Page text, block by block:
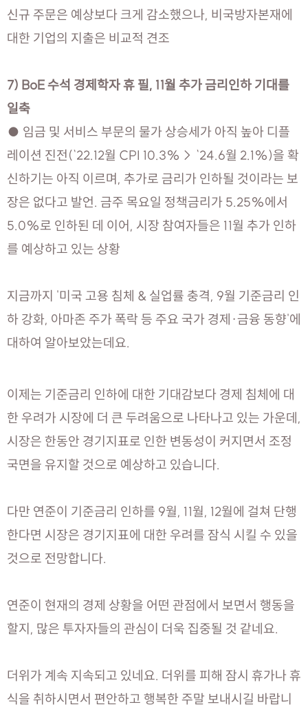
신규 주문은 예상보다 크게 감소했으나, 비국방자본재에
대한 기업의 지출은 비교적 견조
7) BoE 수석 경제학자 휴 필, 11월 추가 금리인하 기대를
일축
● 임금 및 서비스 부문의 물가 상승세가 아직 높아 디플
레이션 진전(`22.12월 CPI 10.3%→ `24.6월 2.1%)을 확
신하기는 아직 이르며, 추가로 금리가 인하될 것이라는 보
장은 없다고 발언. 금주 목요일 정책금리가 5.25%에서
5.0%로 인하된 데 이어, 시장 참여자들은 11월 추가 인하
를 예상하고 있는 상황
지금까지 '미국 고용 침체 & 실업률 충격, 9월 기준금리 인
하 강화, 아마존 주가 폭락 등 주요 국가 경제·금융 동향'에
대하여 알아보았는데요.
이제는 기준금리 인하에 대한 기대감보다 경제 침체에 대
한 우려가 시장에 더 큰 두려움으로 나타나고 있는 가운데,
시장은 한동안 경기지표로 인한 변동성이 커지면서 조정
국면을 유지할 것으로 예상하고 있습니다.
다만 연준이 기준금리 인하를 9월, 11월, 12월에 걸쳐 단행
한다면 시장은 경기지표에 대한 우려를 잠식 시킬 수 있을
것으로 전망합니다.
연준이 현재의 경제 상황을 어떤 관점에서 보면서 행동을
할지, 많은 투자자들의 관심이 더욱 집중될 것 같네요.
더위가 계속 지속되고 있네요. 더위를 피해 잠시 휴가나 휴
식을 취하시면서 편안하고 행복한 주말 보내시길 바랍니